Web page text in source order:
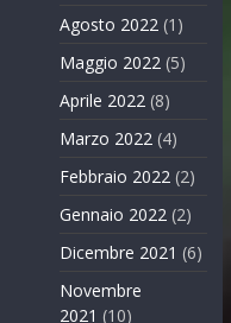
Agosto 2022 (1)
Maggio 2022 (5)
Aprile 2022 (8)
Marzo 2022 (4)
Febbraio 2022 (2)
Gennaio 2022 (2)
Dicembre 2021 (6)
Novembre
2021 (10)